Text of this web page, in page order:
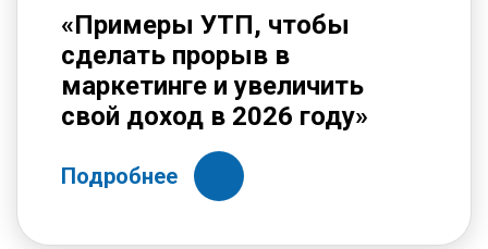
«Примеры УТП, чтобы
сделать прорыв в
маркетинге и увеличить
свой доход в 2026 году»
Подробнее